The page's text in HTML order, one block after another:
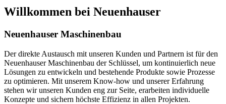
Willkommen bei Neuenhauser
Neuenhauser Maschinenbau
Der direkte Austausch mit unseren Kunden und Partnern ist für den
Neuenhauser Maschinenbau der Schlüssel, um kontinuierlich neue
Lösungen zu entwickeln und bestehende Produkte sowie Prozesse
zu optimieren. Mit unserem Know-how und unserer Erfahrung
stehen wir unseren Kunden eng zur Seite, erarbeiten individuelle
Konzepte und sichern höchste Effizienz in allen Projekten.